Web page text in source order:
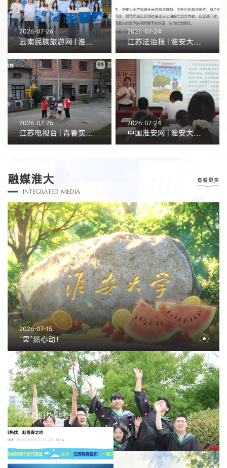
2026-07-26
云南民族旅游网 | 淮安大学“来自远山深处的力量”第13季云南支教团:寻访鹤庆人文 体验白族扎染
2026-07-25
江苏电视台 | 青春实践在基层 专业赋能助成长 大学生志愿服务点亮多彩暑期
2026-07-24
江苏法治报 | 淮安大学“三创三化” 推动法治宣教走深走实
2026-07-24
中国淮安网 | 淮安大学学子走进社区开展红色阅读推广活动
融媒淮大
INTEGRATED MEDIA
查看更多
2026-07-15
“果”然心动！
2026-06-26
今天我们毕业啦！